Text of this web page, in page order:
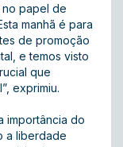
no papel de
manhã é para
de promoção
e temos visto
que
exprimiu.
importância do
a liberdade